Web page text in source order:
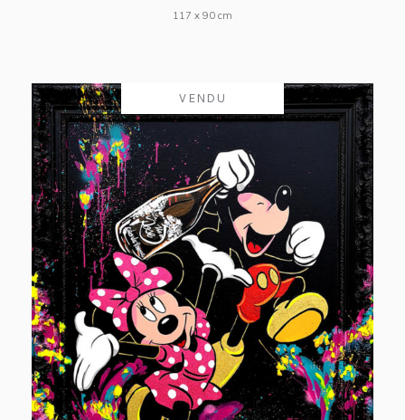
117 x 90 cm
VENDU